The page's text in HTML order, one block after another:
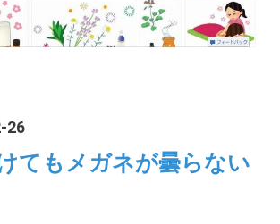
26
てもメガネが曇らない